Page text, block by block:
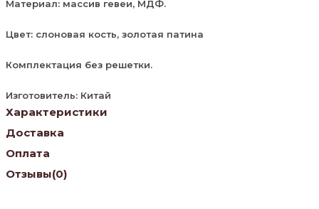
Материал: массив гевеи, МДФ.
Цвет: слоновая кость, золотая патина
Комплектация без решетки.
Изготовитель: Китай
Характеристики
Доставка
Оплата
Отзывы(0)